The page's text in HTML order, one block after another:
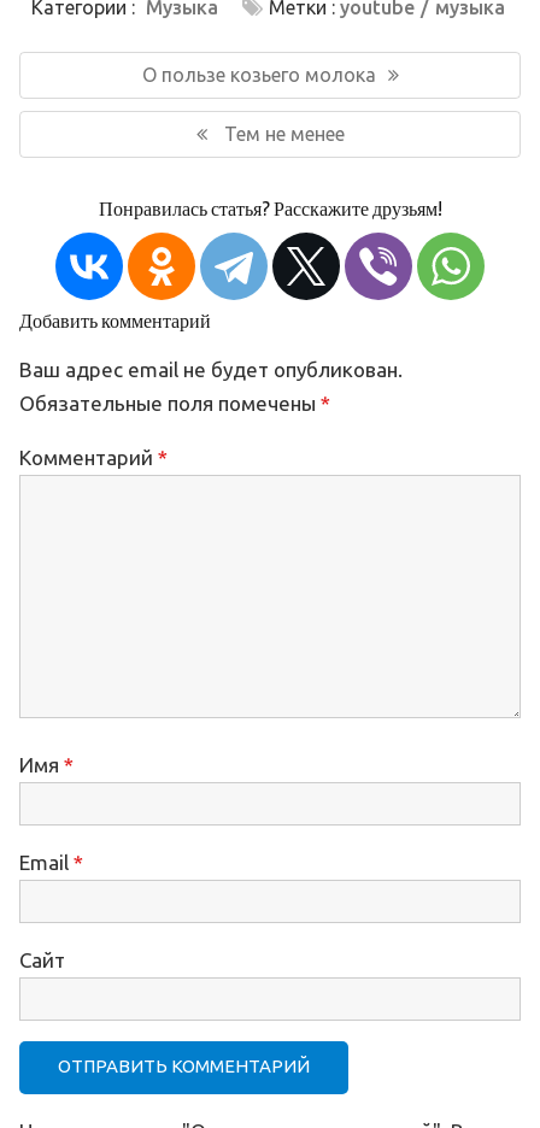
Категории : Музыка Метки : youtube музыка
записям
Предыдущая
запись:
О пользе козьего молока
Следующая
запись:
Тем не менее
Понравилась статья? Расскажите друзьям!
Добавить комментарий
Ваш адрес email не будет опубликован.
Обязательные поля помечены *
Комментарий *
Имя *
Email *
Сайт